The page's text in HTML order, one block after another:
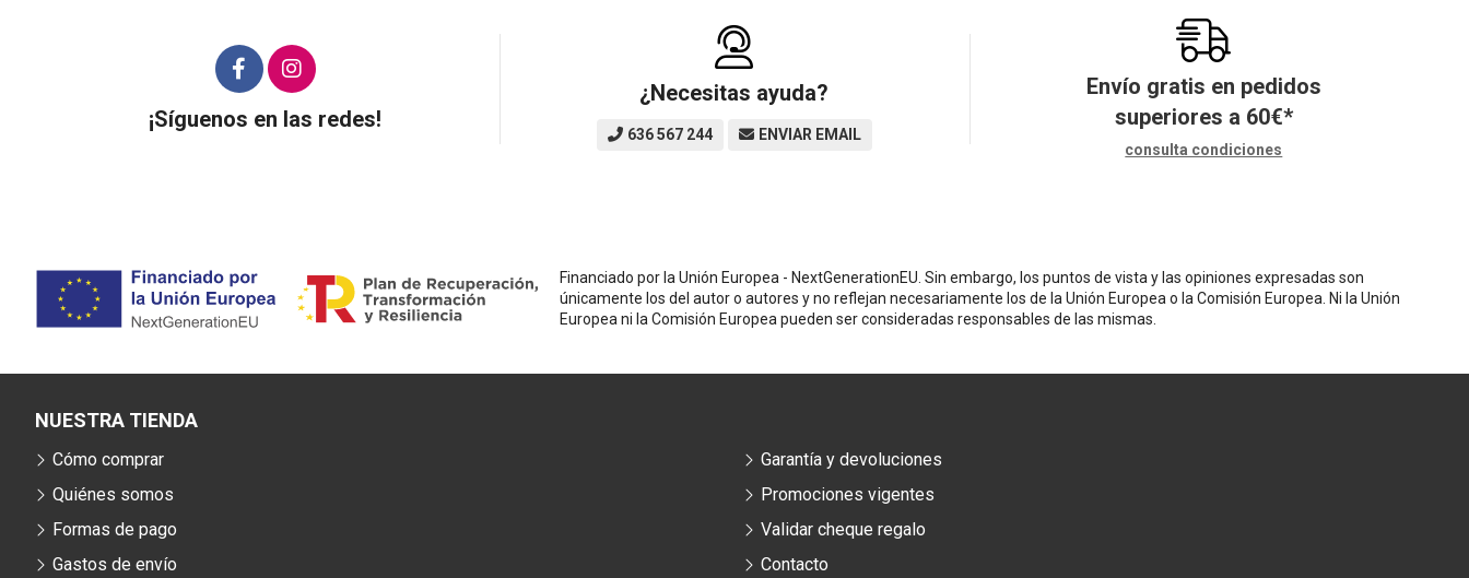
¡Síguenos en las redes!
¿Necesitas ayuda?
636 567 244 ENVIAR EMAIL
Envío gratis en pedidos
superiores a 60€*
consulta condiciones
Financiado por la Unión Europea - NextGenerationEU. Sin embargo, los puntos de vista y las opiniones expresadas son
únicamente los del autor o autores y no reflejan necesariamente los de la Unión Europea o la Comisión Europea. Ni la Unión
Europea ni la Comisión Europea pueden ser consideradas responsables de las mismas.
NUESTRA TIENDA
Cómo comprar
Quiénes somos
Formas de pago
Gastos de envío
Garantía y devoluciones
Promociones vigentes
Validar cheque regalo
Contacto